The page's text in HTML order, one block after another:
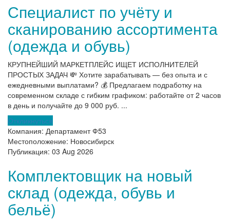
Специалист по учёту и
сканированию ассортимента
(одежда и обувь)
КРУПНЕЙШИЙ МАРКЕТПЛЕЙС ИЩЕТ ИСПОЛНИТЕЛЕЙ
ПРОСТЫХ ЗАДАЧ 💸 Хотите зарабатывать — без опыта и с
ежедневными выплатами? 💰 Предлагаем подработку на
современном складе с гибким графиком: работайте от 2 часов
в день и получайте до 9 000 руб. ...
Откликнуться
Компания: Департамент Ф53
Местоположение: Новосибирск
Публикация: 03 Aug 2026
Комплектовщик на новый
склад (одежда, обувь и
бельё)